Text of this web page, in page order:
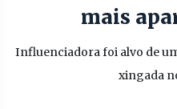
mais
Influenciadora foi alvo de
xingada